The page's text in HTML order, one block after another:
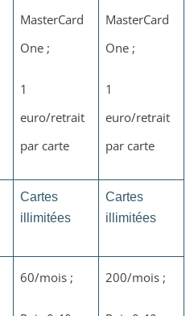
MasterCard
One ;
1
euro/retrait
par carte
MasterCard
One ;
1
euro/retrait
par carte
Cartes
illimitées
Cartes
illimitées
60/mois ; 200/mois ;